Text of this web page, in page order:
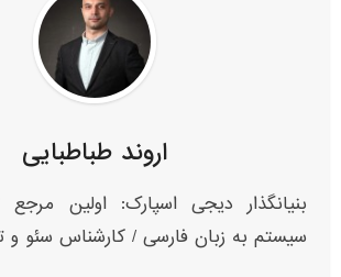
اروند طباطبایی
بنیانگذار دیجی اسپارک: اولین
سیستم به زبان فارسی / کارشناس سئو و